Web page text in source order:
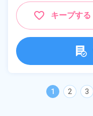
キープする
1 2 3